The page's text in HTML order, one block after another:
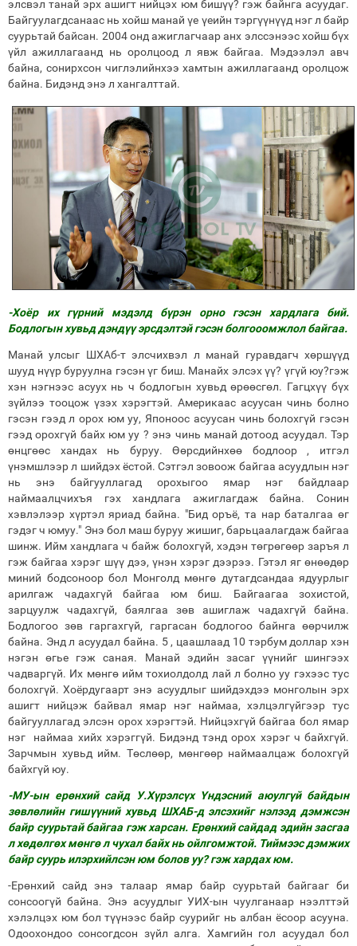
элсвэл танай эрх ашигт нийцэх юм бишүү? гэж байнга асуудаг.
Байгуулагдсанаас нь хойш манай үе үеийн тэргүүнүүд нэг л байр
суурьтай байсан. 2004 онд ажиглагчаар анх элссэнээс хойш бүх
үйл ажиллагаанд нь оролцоод л явж байгаа. Мэдээлэл авч
байна, сонирхсон чиглэлийнхээ хамтын ажиллагаанд оролцож
байна. Бидэнд энэ л хангалттай.
-Хоёр их гүрний мэдэлд бүрэн орно гэсэн хардлага бий.
Бодлогын хувьд дэндүү эрсдэлтэй гэсэн болгооомжлол байгаа.
Манай улсыг ШХАб-т элсчихвэл л манай гуравдагч хөршүүд
шууд нүүр буруулна гэсэн үг биш. Манайх элсэх үү? үгүй юу?гэж
хэн нэгнээс асуух нь ч бодлогын хувьд өрөөсгөл. Гагцхүү бүх
зүйлээ тооцож үзэх хэрэгтэй. Америкаас асуусан чинь болно
гэсэн гээд л орох юм уу, Японоос асуусан чинь болохгүй гэсэн
гээд орохгүй байх юм уу ? энэ чинь манай дотоод асуудал. Тэр
өнцгөөс хандах нь буруу. Өөрсдийнхөө бодлоор , итгэл
үнэмшлээр л шийдэх ёстой. Сэтгэл зовоож байгаа асуудлын нэг
нь энэ байгууллагад орохыгоо ямар нэг байдлаар
наймаалцчихъя гэх хандлага ажиглагдаж байна. Сонин
хэвлэлээр хүртэл яриад байна. "Бид оръё, та нар баталгаа өг
гэдэг ч юмуу." Энэ бол маш буруу жишиг, барьцаалагдаж байгаа
шинж. Ийм хандлага ч байж болохгүй, хэдэн төгрөгөөр заръя л
гэж байгаа хэрэг шүү дээ, үнэн хэрэг дээрээ. Гэтэл яг өнөөдөр
миний бодсоноор бол Монголд мөнгө дутагдсандаа ядуурлыг
арилгаж чадахгүй байгаа юм биш. Байгаагаа зохистой,
зарцуулж чадахгүй, баялгаа зөв ашиглаж чадахгүй байна.
Бодлогоо зөв гаргахгүй, гаргасан бодлогоо байнга өөрчилж
байна. Энд л асуудал байна. 5 , цаашлаад 10 тэрбум доллар хэн
нэгэн өгье гэж саная. Манай эдийн засаг үүнийг шингээх
чадваргүй. Их мөнгө ийм тохиолдолд лай л болно уу гэхээс тус
болохгүй. Хоёрдугаарт энэ асуудлыг шийдэхдээ монголын эрх
ашигт нийцэж байвал ямар нэг наймаа, хэлцэлгүйгээр тус
байгууллагад элсэн орох хэрэгтэй. Нийцэхгүй байгаа бол ямар
нэг наймаа хийх хэрэггүй. Бидэнд тэнд орох хэрэг ч байхгүй.
Зарчмын хувьд ийм. Төслөөр, мөнгөөр наймаалцаж болохгүй
байхгүй юу.
-МУ-ын ерөнхий сайд У.Хүрэлсүх Үндэсний аюулгүй байдын
зөвлөлийн гишүүний хувьд ШХАБ-д элсэхийг нэлээд дэмжсэн
байр суурьтай байгаа гэж харсан. Ерөнхий сайдад эдийн засгаа
л хөдөлгөх мөнгө л чухал байх нь ойлгомжтой. Тиймээс дэмжих
байр суурь илэрхийлсэн юм болов уу? гэж хардах юм.
-Ерөнхий сайд энэ талаар ямар байр суурьтай байгааг би
сонсоогүй байна. Энэ асуудлыг УИХ-ын чуулганаар нээлттэй
хэлэлцэх юм бол түүнээс байр суурийг нь албан ёсоор асууна.
Одоохондоо сонсогдсон зүйл алга. Хамгийн гол асуудал бол